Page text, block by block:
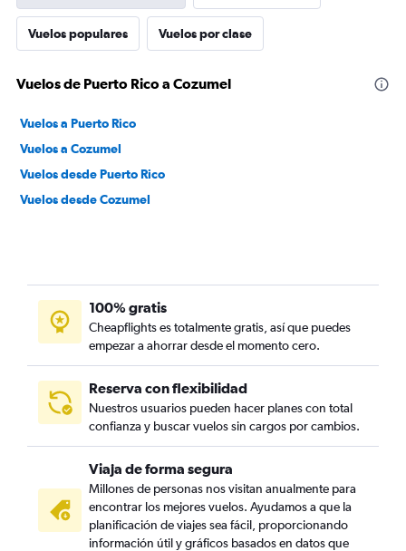
Vuelos populares Vuelos por clase
Vuelos de Puerto Rico a Cozumel
Vuelos a Puerto Rico
Vuelos a Cozumel
Vuelos desde Puerto Rico
Vuelos desde Cozumel
100% gratis
Cheapflights es totalmente gratis, así que puedes
empezar a ahorrar desde el momento cero.
Reserva con flexibilidad
Nuestros usuarios pueden hacer planes con total
confianza y buscar vuelos sin cargos por cambios.
Viaja de forma segura
Millones de personas nos visitan anualmente para
encontrar los mejores vuelos. Ayudamos a que la
planificación de viajes sea fácil, proporcionando
información útil y gráficos basados en datos que